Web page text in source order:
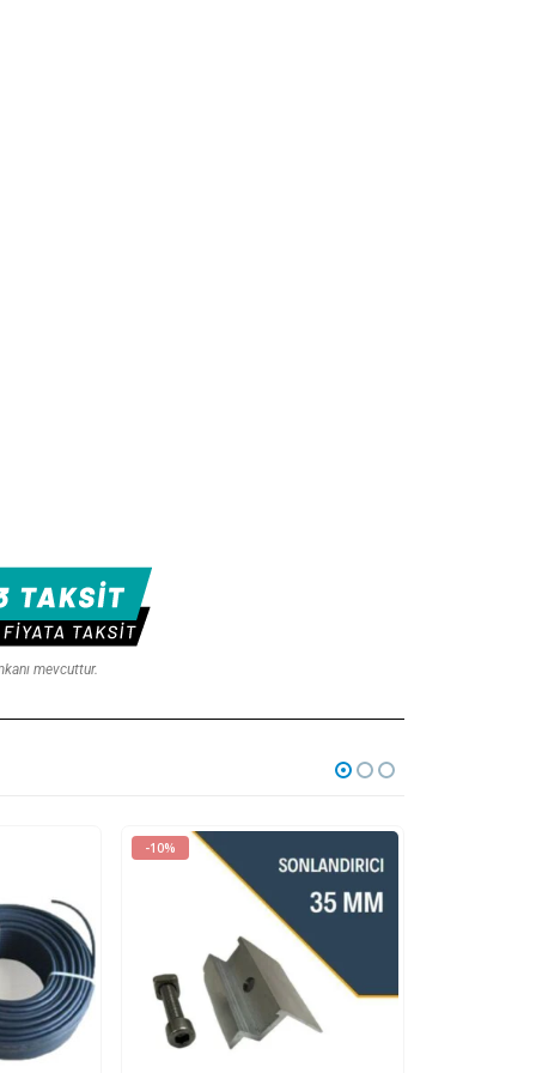
mevcuttur.
-10%